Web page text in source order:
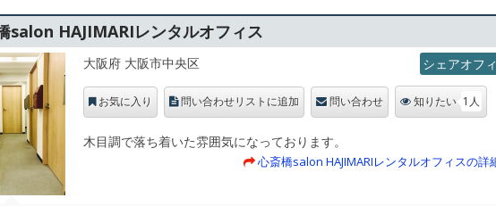
salon HAJIMARIレンタルオフィス
大阪府 大阪市中央区 シェアオフ
お気に入り 問い合わせリストに追加 問い合わせ 知りたい 1人
木目調で落ち着いた雰囲気になっております。
心斎橋salon HAJIMARIレンタルオフィスの詳